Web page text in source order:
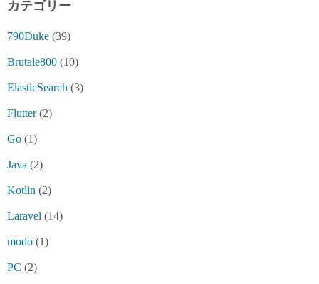
カテゴリー
790Duke (39)
Brutale800 (10)
ElasticSearch (3)
Flutter(2)
Go (1)
Java (2)
Kotlin (2)
Laravel (14)
modo (1)
PC (2)